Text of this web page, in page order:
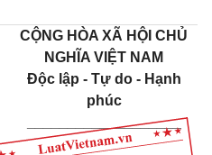
CỘNG HÒA XÃ HỘI CHỦ
NGHĨA VIỆT NAM
Độc lập - Tự do - Hạnh
phúc
___________________